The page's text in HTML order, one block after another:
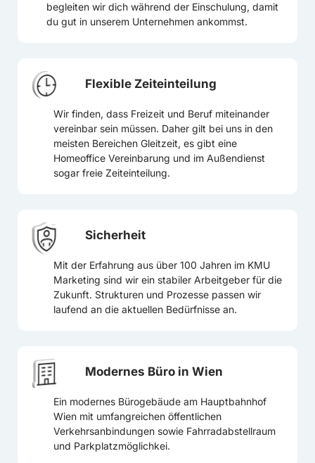
begleiten wir dich während der Einschulung, damit
du gut in unserem Unternehmen ankommst.
Flexible Zeiteinteilung
Wir finden, dass Freizeit und Beruf miteinander
vereinbar sein müssen. Daher gilt bei uns in den
meisten Bereichen Gleitzeit, es gibt eine
Homeoffice Vereinbarung und im Außendienst
sogar freie Zeiteinteilung.
Sicherheit
Mit der Erfahrung aus über 100 Jahren im KMU
Marketing sind wir ein stabiler Arbeitgeber für die
Zukunft. Strukturen und Prozesse passen wir
laufend an die aktuellen Bedürfnisse an.
Modernes Büro in Wien
Ein modernes Bürogebäude am Hauptbahnhof
Wien mit umfangreichen öffentlichen
Verkehrsanbindungen sowie Fahrradabstellraum
und Parkplatzmöglichkei.